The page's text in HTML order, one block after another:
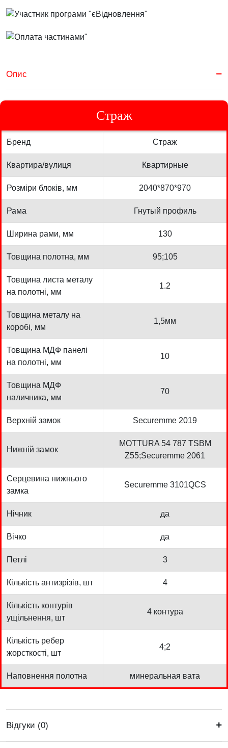
Опис
Страж
Бренд Страж
Квартира/вулиця Квартирные
Розміри блоків, мм 2040*870*970
Рама Гнутый профиль
Ширина рами, мм 130
Товщина полотна, мм 95;105
Товщина листа металу
на полотні, мм
1.2
Товщина металу на
коробі, мм
1,5мм
Товщина МДФ панелі
на полотні, мм
10
Товщина МДФ
наличника, мм
70
Верхній замок Securemme 2019
Нижній замок
MOTTURA 54 787 TSBM
Z55;Securemme 2061
Серцевина нижнього
замка
Securemme 3101QCS
Нічник да
Вічко да
Петлі 3
Кількість антизрізів, шт 4
Кількість контурів
ущільнення, шт
4 контура
Кількість ребер
жорсткості, шт
4;2
Наповнення полотна минеральная вата
Відгуки (0)